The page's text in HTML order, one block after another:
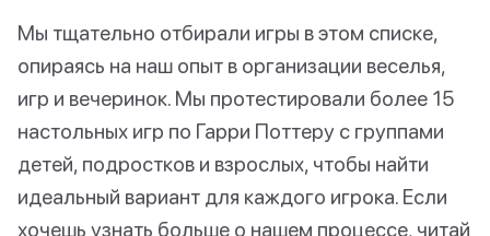
Мы тщательно отбирали игры в этом списке,
опираясь на наш опыт в организации веселья,
игр и вечеринок. Мы протестировали более 15
настольных игр по Гарри Поттеру с группами
детей, подростков и взрослых, чтобы найти
идеальный вариант для каждого игрока. Если
хочешь узнать больше о нашем процессе, читай